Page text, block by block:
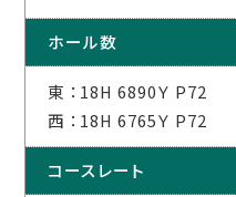
ホール数
東 ：18H 6890Ｙ P72
西 ：18H 6765Ｙ P72
コースレート